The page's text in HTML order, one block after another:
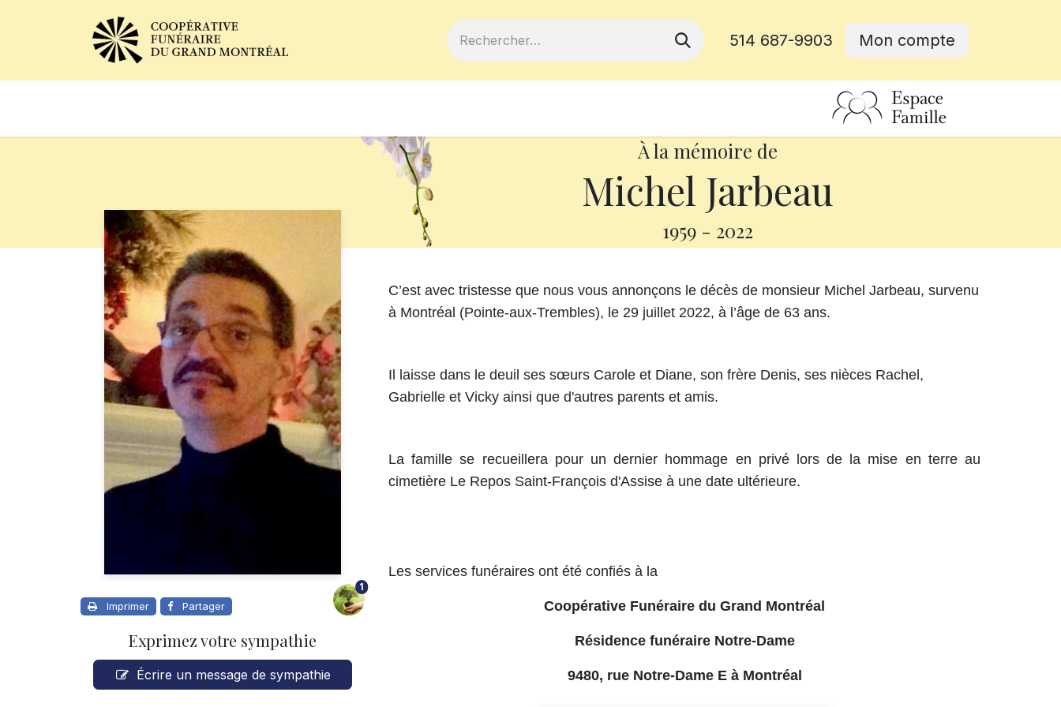
514 687-9903 Mon compte
À la mémoire de
Michel Jarbeau
1959 - 2022
Imprimer Partager
1
Exprimez votre sympathie
Écrire un message de sympathie
C’est avec tristesse que nous vous annonçons le décès de monsieur Michel Jarbeau, survenu
à Montréal (Pointe-aux-Trembles), le 29 juillet 2022, à l’âge de 63 ans.
Il laisse dans le deuil ses sœurs Carole et Diane, son frère Denis, ses nièces Rachel,
Gabrielle et Vicky ainsi que d'autres parents et amis.
La famille se recueillera pour un dernier hommage en privé lors de la mise en terre au
cimetière Le Repos Saint-François d'Assise à une date ultérieure.
Les services funéraires ont été confiés à la
Coopérative Funéraire du Grand Montréal
Résidence funéraire Notre-Dame
9480, rue Notre-Dame E à Montréal